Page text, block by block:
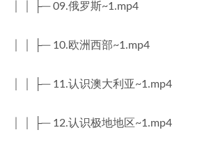
│ │ ├─ 09.俄罗斯~1.mp4
│ │ ├─ 10.欧洲西部~1.mp4
│ │ ├─ 11.认识澳大利亚~1.mp4
│ │ ├─ 12.认识极地地区~1.mp4